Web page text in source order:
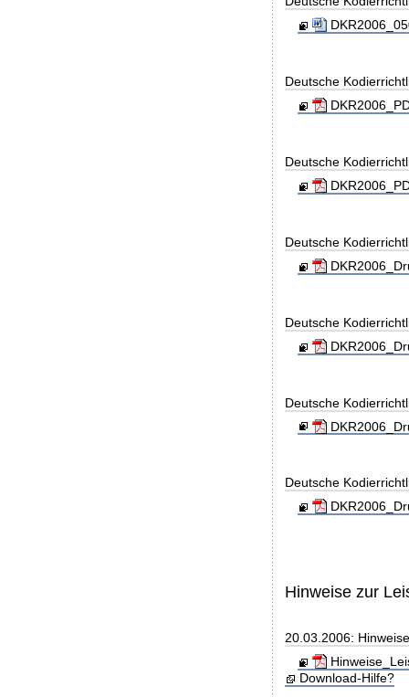
Deutsche
Deutsche
Deutsche
Deutsche
Deutsche
Deutsche
Hinweise zur
20.03.2006:
Download-Hilfe?